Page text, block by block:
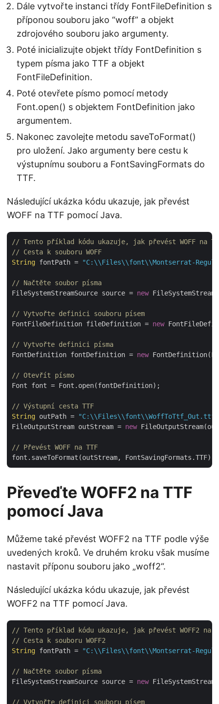
Dále vytvořte instanci třídy FontFileDefinition s
příponou souboru jako “woff” a objekt
zdrojového souboru jako argumenty.
Poté inicializujte objekt třídy FontDefinition s
typem písma jako TTF a objekt
FontFileDefinition.
Poté otevřete písmo pomocí metody
Font.open() s objektem FontDefinition jako
argumentem.
Nakonec zavolejte metodu saveToFormat()
pro uložení. Jako argumenty bere cestu k
výstupnímu souboru a FontSavingFormats do
TTF.
Následující ukázka kódu ukazuje, jak převést
WOFF na TTF pomocí Java.
// Tento příklad kódu ukazuje, jak převést WOFF na
// Cesta k souboru WOFF
String fontPath = "C:\\Files\\font\\Montserrat-
// Načtěte soubor písma
FileSystemStreamSource source = new
// Vytvořte definici souboru písem
FontFileDefinition fileDefinition = new
// Vytvořte definici písma
FontDefinition fontDefinition = new
// Otevřít písmo
Font font = Font.open(fontDefinition);
// Výstupní cesta TTF
String outPath =
"C:\\Files\\font\\WoffToTtf_Out.ttf"
FileOutputStream outStream = new
// Převést WOFF na TTF
Převeďte WOFF2 na TTF
pomocí Java
Můžeme také převést WOFF2 na TTF podle výše
uvedených kroků. Ve druhém kroku však musíme
nastavit příponu souboru jako „woff2“.
Následující ukázka kódu ukazuje, jak převést
WOFF2 na TTF pomocí Java.
// Tento příklad kódu ukazuje, jak převést WOFF2 na
// Cesta k souboru WOFF2
String fontPath = "C:\\Files\\font\\Montserrat-
// Načtěte soubor písma
FileSystemStreamSource source = new
// Vytvořte definici souboru písem